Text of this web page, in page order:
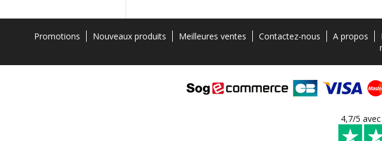
Promotions Nouveaux produits Meilleures ventes Contactez-nous A propos
4,7/5